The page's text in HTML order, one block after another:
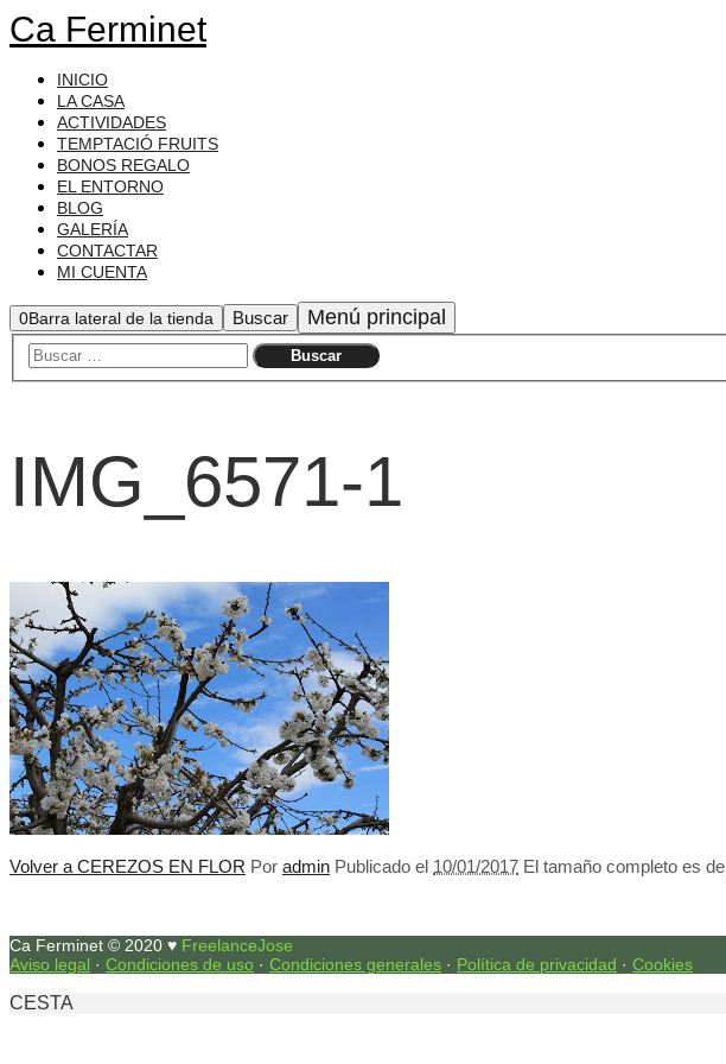
Ca Ferminet
INICIO
LA CASA
ACTIVIDADES
TEMPTACIÓ FRUITS
BONOS REGALO
EL ENTORNO
BLOG
GALERÍA
CONTACTAR
MI CUENTA
0Barra lateral de la tienda Buscar Menú principal
IMG_6571-1
Volver a CEREZOS EN FLOR Por admin Publicado el 10/01/2017 El tamaño completo es de
Ca Ferminet © 2020 ♥ FreelanceJose
Aviso legal · Condiciones de uso · Condiciones generales · Política de privacidad · Cookies
CESTA